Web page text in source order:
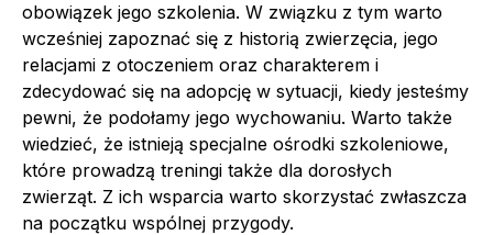
obowiązek jego szkolenia. W związku z tym warto
wcześniej zapoznać się z historią zwierzęcia, jego
relacjami z otoczeniem oraz charakterem i
zdecydować się na adopcję w sytuacji, kiedy jesteśmy
pewni, że podołamy jego wychowaniu. Warto także
wiedzieć, że istnieją specjalne ośrodki szkoleniowe,
które prowadzą treningi także dla dorosłych
zwierząt. Z ich wsparcia warto skorzystać zwłaszcza
na początku wspólnej przygody.